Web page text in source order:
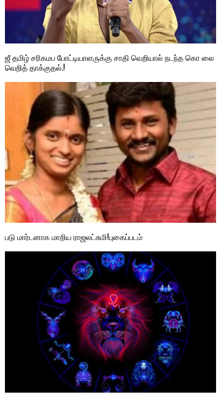
ஜீ தமிழ் சரிகமப போட்டியாளருக்கு சாதி வெறியால் நடந்த கொ லை
வெறித் தாக்குதல்.!
படு மார்டனாக மாறிய ராஜலட்சுமி!புகைப்படம்